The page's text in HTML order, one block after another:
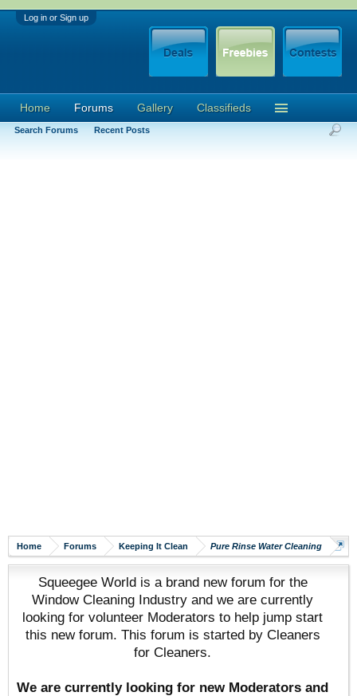
Log in or Sign up
Home Forums Keeping It Clean Pure Rinse Water Cleaning
Squeegee World is a brand new forum for the
Window Cleaning Industry and we are currently
looking for volunteer Moderators to help jump start
this new forum. This forum is started by Cleaners
for Cleaners.
We are currently looking for new Moderators and
Home Forums
Search Forums Recent Posts
Gallery Classifieds